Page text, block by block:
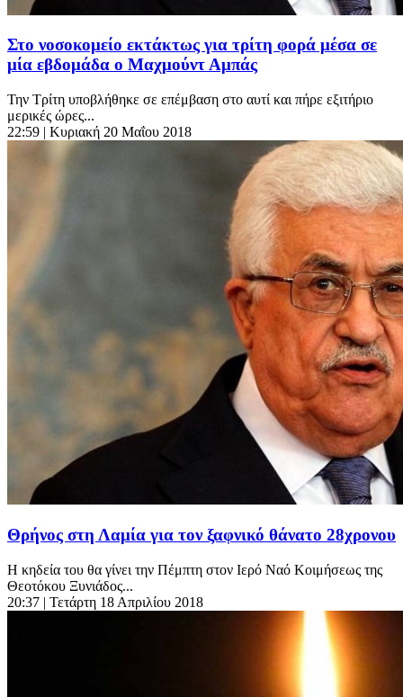
Στο νοσοκομείο εκτάκτως για τρίτη φορά μέσα σε
μία εβδομάδα ο Μαχμούντ Αμπάς
Την Τρίτη υποβλήθηκε σε επέμβαση στο αυτί και πήρε εξιτήριο
μερικές ώρες...
22:59 | Κυριακή 20 Μαΐου 2018
Θρήνος στη Λαμία για τον ξαφνικό θάνατο 28χρονου
Η κηδεία του θα γίνει την Πέμπτη στον Ιερό Ναό Κοιμήσεως της
Θεοτόκου Ξυνιάδος...
20:37 | Τετάρτη 18 Απριλίου 2018